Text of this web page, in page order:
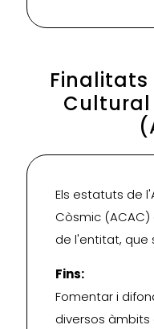
Finalitats
Cultural
Els estatuts de
Còsmic
de l'entitat, que
Fins:
Fomentar i
diversos